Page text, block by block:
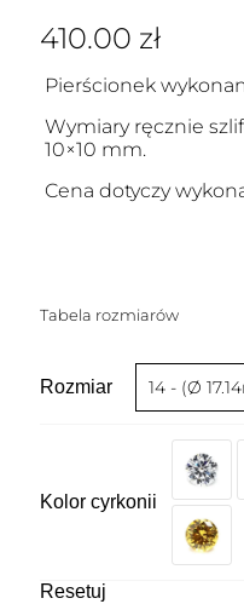
410.00 zł
Pierścionek
Wymiary ręcznie
10×10 mm.
Cena dotyczy
Tabela rozmiarów
Rozmiar
Kolor cyrkonii
Resetuj